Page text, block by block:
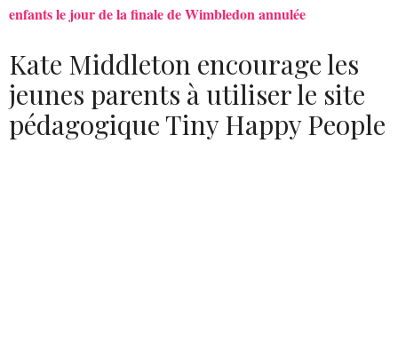
enfants le jour de la finale de Wimbledon annulée
Kate Middleton encourage les
jeunes parents à utiliser le site
pédagogique Tiny Happy People